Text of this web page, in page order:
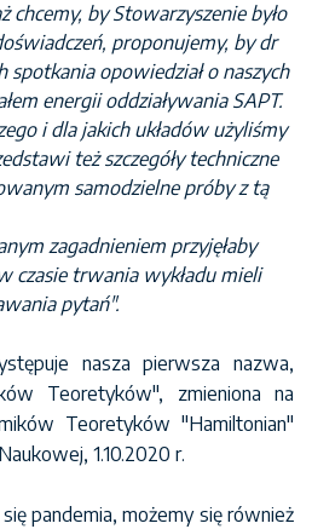
by Stowarzyszenie było
proponujemy, by dr
spotkania opowiedział o naszych
energii oddziaływania SAPT.
i dla jakich układów użyliśmy
też szczegóły techniczne
samodzielne próby z tą
zagadnieniem przyjęłaby
czasie trwania wykładu mieli
pytań".
nasza pierwsza nazwa,
Teoretyków", zmieniona na
Teoretyków "Hamiltonian"
1.10.2020 r.
pandemia, możemy się również